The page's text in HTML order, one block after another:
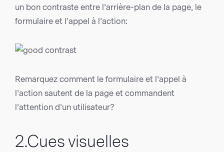
un bon contraste entre l’arrière-plan de la page, le
formulaire et l’appel à l’action:
Remarquez comment le formulaire et l’appel à
l’action sautent de la page et commandent
l’attention d’un utilisateur?
2.Cues visuelles